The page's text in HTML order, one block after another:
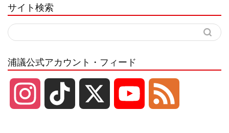
サイト検索
浦議公式アカウント・フィード